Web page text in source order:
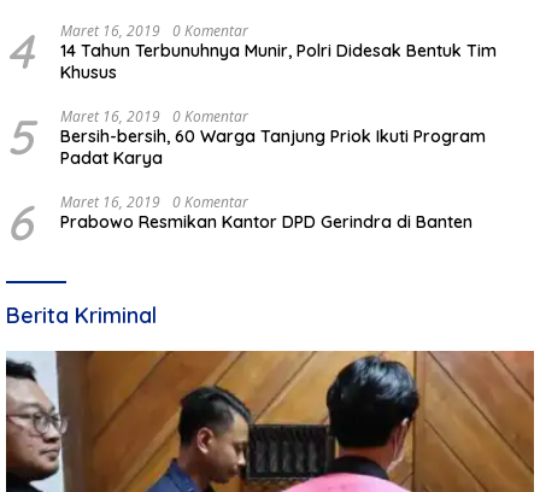
4 Maret 16, 2019 0 Komentar
14 Tahun Terbunuhnya Munir, Polri Didesak Bentuk Tim
Khusus
5 Maret 16, 2019 0 Komentar
Bersih-bersih, 60 Warga Tanjung Priok Ikuti Program
Padat Karya
6 Maret 16, 2019 0 Komentar
Prabowo Resmikan Kantor DPD Gerindra di Banten
Berita Kriminal